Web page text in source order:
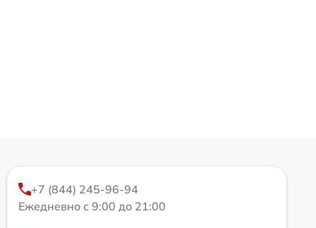
+7 (844) 245-96-94
Ежедневно с 9:00 до 21:00